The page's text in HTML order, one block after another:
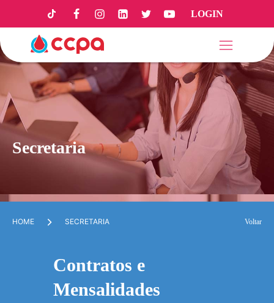
LOGIN
Secretaria
HOME SECRETARIA Voltar
Contratos e
Mensalidades